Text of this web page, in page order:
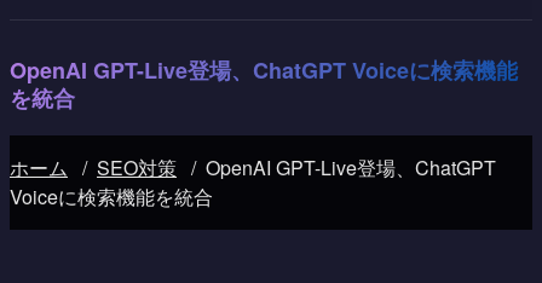
OpenAI GPT-Live登場、ChatGPT Voiceに検索機能
を統合
ホーム / SEO対策 / OpenAI GPT-Live登場、ChatGPT
Voiceに検索機能を統合